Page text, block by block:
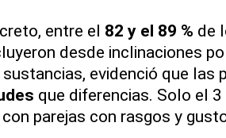
entre el 82 y el 89 % de
desde inclinaciones
evidenció que las
que diferencias. Solo el
parejas con rasgos y